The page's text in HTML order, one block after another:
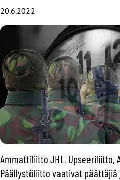
20.6.2022
Ammattiliitto JHL, Upseeriliitto,
Päällystöliitto vaativat päättäjiä